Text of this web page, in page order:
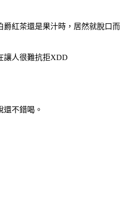
爵紅茶還是果汁時，居然就脫口而
讓人很難抗拒XDD
還不錯喝。